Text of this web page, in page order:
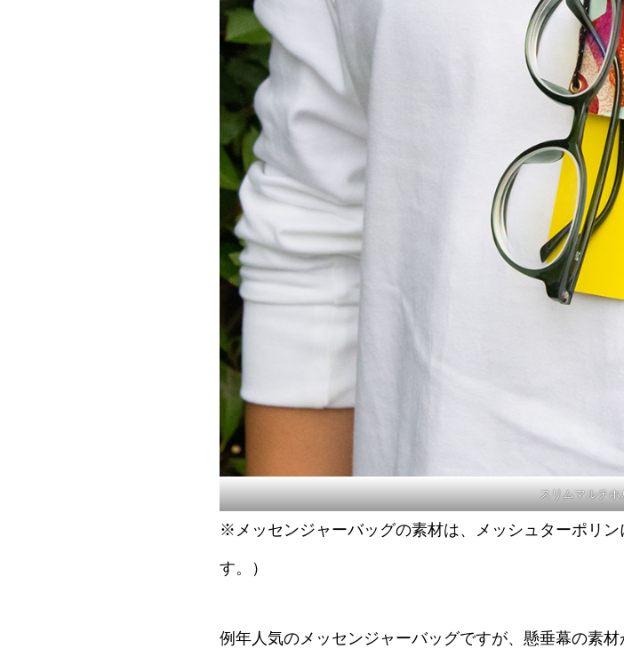
スリムマルチホ
※メッセンジャーバッグの素材は、メッシュターポリ
す。）
例年人気のメッセンジャーバッグですが、懸垂幕の素